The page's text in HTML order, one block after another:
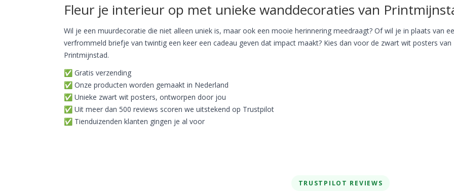
Fleur je interieur op met unieke wanddecoraties van
Wil je een muurdecoratie die niet alleen uniek is, maar ook een mooie herinnering meedraagt? Of wil je in plaats van
verfrommeld briefje van twintig een keer een cadeau geven dat impact maakt? Kies dan voor de zwart wit posters van
Printmijnstad.
✅ Gratis verzending
✅ Onze producten worden gemaakt in Nederland
✅ Unieke zwart wit posters, ontworpen door jou
✅ Uit meer dan 500 reviews scoren we uitstekend op Trustpilot
✅ Tienduizenden klanten gingen je al voor
TRUSTPILOT REVIEWS